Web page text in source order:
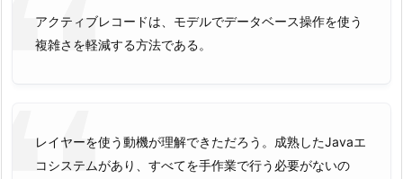
アクティブレコードは、モデルでデータベース操作を使う
複雑さを軽減する方法である。
レイヤーを使う動機が理解できただろう。成熟したJavaエ
コシステムがあり、すべてを手作業で行う必要がないの